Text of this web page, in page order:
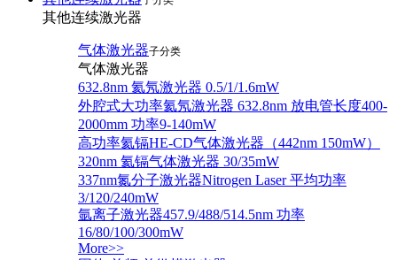
其他连续激光器
气体激光器子分类
气体激光器
632.8nm 氦氖激光器 0.5/1/1.6mW
外腔式大功率氦氖激光器 632.8nm 放电管长度400-
2000mm 功率9-140mW
高功率氦镉HE-CD气体激光器（442nm 150mW）
320nm 氦镉气体激光器 30/35mW
337nm氮分子激光器Nitrogen Laser 平均功率
3/120/240mW
氩离子激光器457.9/488/514.5nm 功率
16/80/100/300mW
More>>